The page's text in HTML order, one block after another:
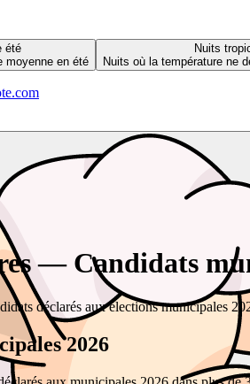
été
moyenne en été
Nuits
Nuits où la température ne
— Candidats
déclarés aux élections municipales
2026